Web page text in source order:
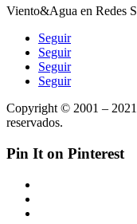
Viento&Agua en Redes
Seguir
Seguir
Seguir
Seguir
Copyright © 2001 –
reservados.
Pin It on Pinterest